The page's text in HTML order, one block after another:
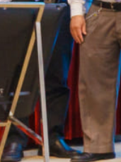
phố Hải
Thức –
Đại học Y
Xanh –